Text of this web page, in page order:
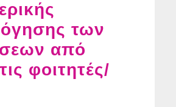
των
από
φοιτητές/